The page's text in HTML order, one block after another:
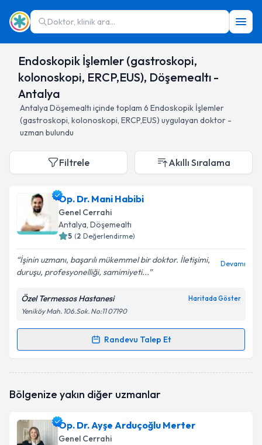
Doktor, klinik ara...
Endoskopik İşlemler (gastroskopi,
kolonoskopi, ERCP,EUS), Döşemealtı -
Antalya
Antalya Döşemealtı içinde toplam 6 Endoskopik İşlemler
(gastroskopi, kolonoskopi, ERCP,EUS) uygulayan doktor -
uzman bulundu
Filtrele Akıllı Sıralama
Op. Dr. Mani Habibi
Genel Cerrahi
Antalya, Döşemealtı
5 (2 Değerlendirme)
İşinin uzmanı, başarılı mükemmel bir doktor. İletişimi,
duruşu, profesyonelliği, samimiyeti...
Devamı
Özel Termessos Hastanesi Haritada Göster
Yeniköy Mah. 106.Sok. No:11 07190
Randevu Talep Et
Randevu Takvimi Talebi
oluşturun. Size bu uzmandan randevu almanız için bir
E-posta Adresiniz
Bölgenize yakın diğer uzmanlar
Op. Dr. Ayşe Arduçoğlu Merter
Genel Cerrahi